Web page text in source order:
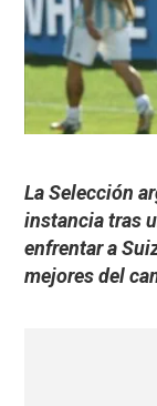
La Selección
instancia tras
enfrentar a
mejores del